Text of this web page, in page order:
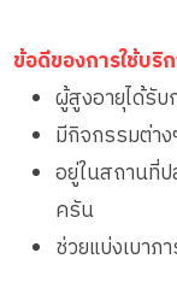
ข้อดีของการใช้บ
ผู้สูงอายุได้รับ
มีกิจกรรมต่าง
อยู่ในสถานที่
ครัน
ช่วยแบ่งเบาภ